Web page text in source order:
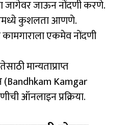
जागेवर जाऊन नोंदणी करणे.
कुशलता आणणे.
एकमेव नोंदणी
मान्यताप्राप्त
(Bandhkam Kamgar
ऑनलाइन प्रक्रिया.